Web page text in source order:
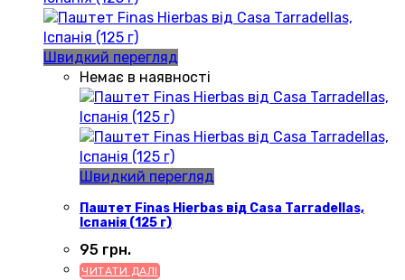
Швидкий перегляд
Немає в наявності
Швидкий перегляд
Паштет Finas Hierbas від Casa Tarradellas,
Іспанія (125 г)
95 грн.
ЧИТАТИ ДАЛІ